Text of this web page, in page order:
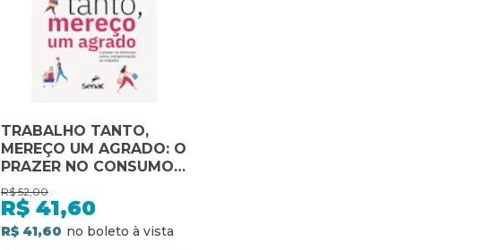
TRABALHO TANTO,
MEREÇO UM AGRADO: O
PRAZER NO CONSUMO
COMO COMPENSAÇÃO
AO TRABALHO
R$ 52,00
R$ 41,60
R$ 41,60